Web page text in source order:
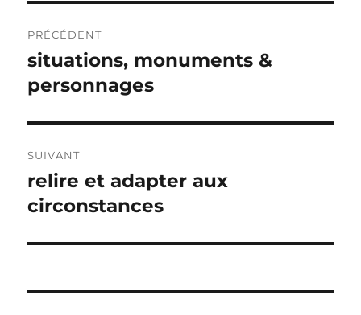
de
l’article
PRÉCÉDENT
Publication
précédente :
situations, monuments &
personnages
SUIVANT
Publication
suivante :
relire et adapter aux
circonstances